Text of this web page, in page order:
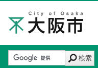
検索